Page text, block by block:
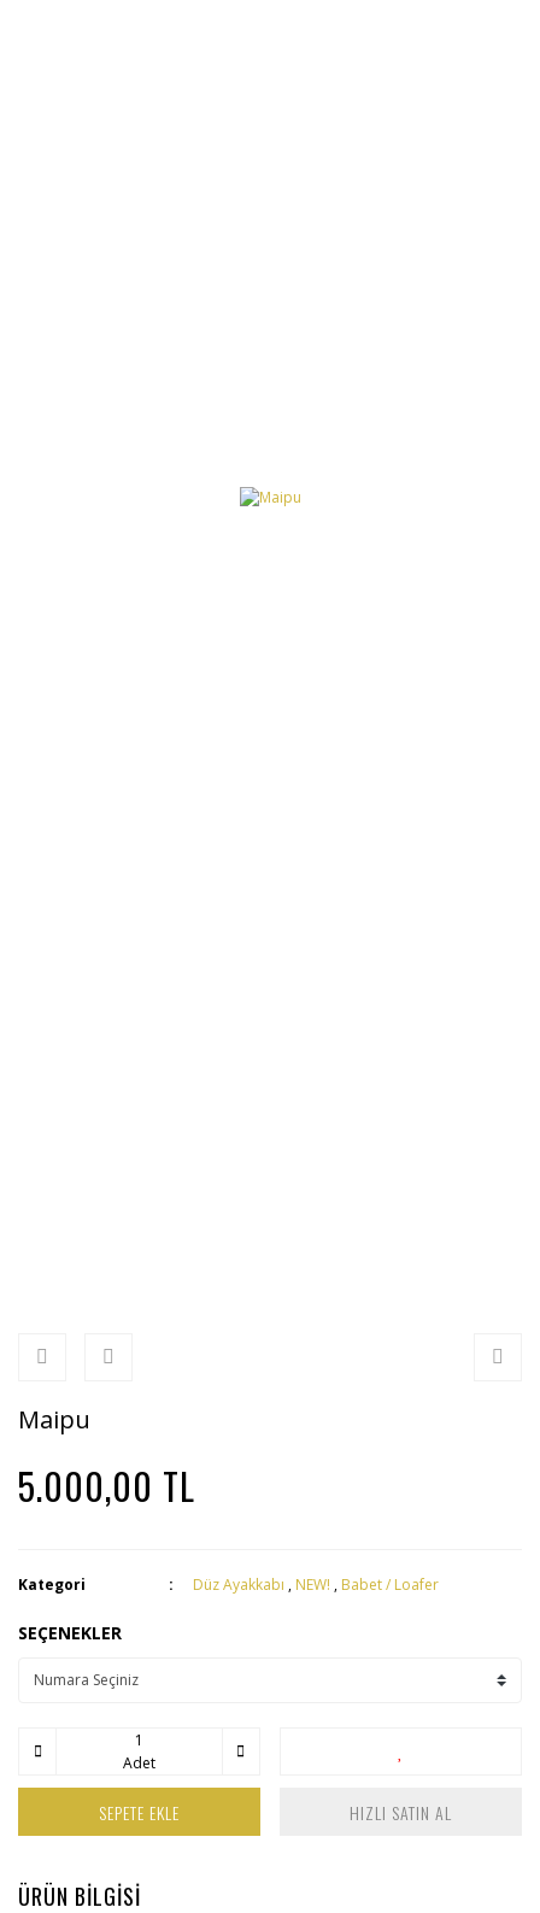
Maipu
5.000,00 TL
Kategori Düz Ayakkabı , NEW! , Babet / Loafer
SEÇENEKLER
Adet
SEPETE EKLE HIZLI SATIN AL
ÜRÜN BİLGİSİ